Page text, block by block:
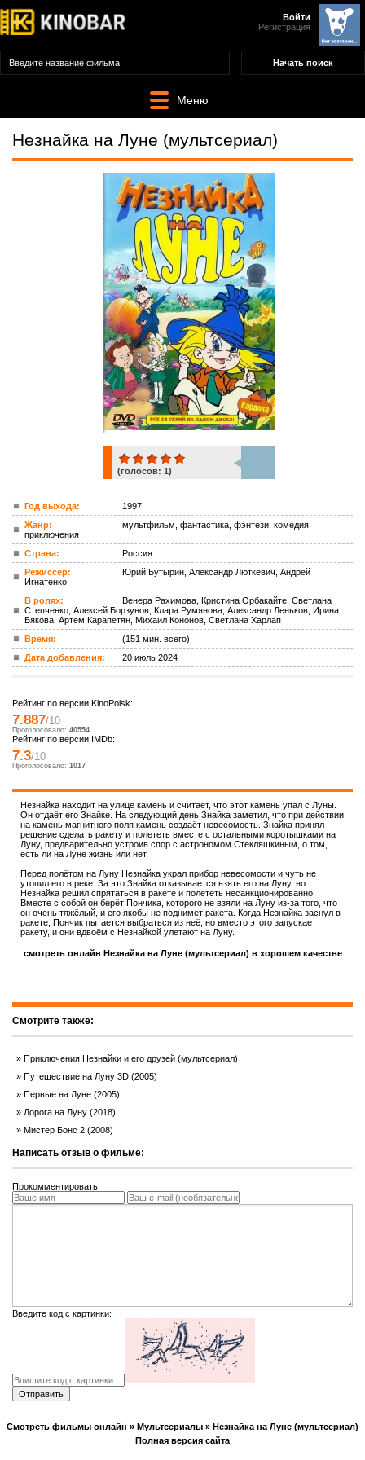
Войти
Регистрация
Меню
Незнайка на Луне (мультсериал)
(голосов: 1)
Год выхода:
1997
Жанр:
мультфильм, фантастика, фэнтези, комедия,
приключения
Страна:
Россия
Режиссер:
Юрий Бутырин, Александр Люткевич, Андрей
Игнатенко
В ролях:
Венера Рахимова, Кристина Орбакайте, Светлана
Степченко, Алексей Борзунов, Клара Румянова, Александр Леньков, Ирина
Бякова, Артем Карапетян, Михаил Кононов, Светлана Харлап
Время:
(151 мин. всего)
Дата добавления:
20 июль 2024
Рейтинг по версии KinoPoisk:
7.887/10
Проголосовало: 40554
Рейтинг по версии IMDb:
7.3/10
Проголосовало: 1017
Незнайка находит на улице камень и считает, что этот камень упал с Луны.
Он отдаёт его Знайке. На следующий день Знайка заметил, что при действии
на камень магнитного поля камень создаёт невесомость. Знайка принял
решение сделать ракету и полететь вместе с остальными коротышками на
Луну, предварительно устроив спор с астрономом Стекляшкиным, о том,
есть ли на Луне жизнь или нет.
Перед полётом на Луну Незнайка украл прибор невесомости и чуть не
утопил его в реке. За это Знайка отказывается взять его на Луну, но
Незнайка решил спрятаться в ракете и полететь несанкционированно.
Вместе с собой он берёт Пончика, которого не взяли на Луну из-за того, что
он очень тяжёлый, и его якобы не поднимет ракета. Когда Незнайка заснул в
ракете, Пончик пытается выбраться из неё, но вместо этого запускает
ракету, и они вдвоём с Незнайкой улетают на Луну.
смотреть онлайн Незнайка на Луне (мультсериал) в хорошем качестве
Смотрите также:
Приключения Незнайки и его друзей (мультсериал)
Путешествие на Луну 3D (2005)
Первые на Луне (2005)
Дорога на Луну (2018)
Мистер Бонс 2 (2008)
Написать отзыв о фильме:
Прокомментировать
Введите код с картинки:
Отправить
Смотреть фильмы онлайн » Мультсериалы » Незнайка на Луне (мультсериал)
Полная версия сайта